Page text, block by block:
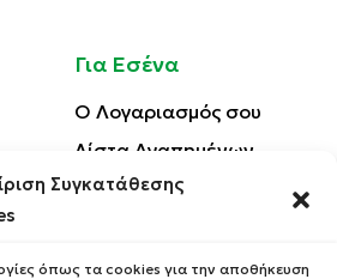
Συγκατάθεσης
όπως τα cookies για την αποθήκευση
Για Εσένα
Ο Λογαριασμός σου
Λίστα Αγαπημένων
Οι Παραγγελίες σου
Κέρδισε Κουπόνι